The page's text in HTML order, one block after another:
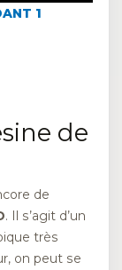
1
de
de
. Il s’agit d’un
très
on peut se